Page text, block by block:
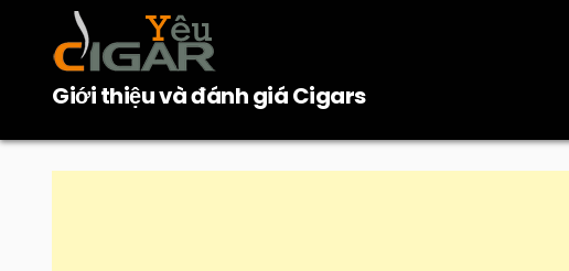
content
Giới thiệu và đánh giá Cigars